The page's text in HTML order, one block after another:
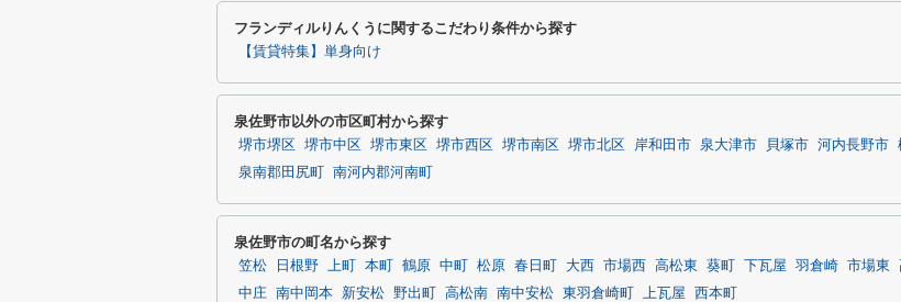
フランディルりんくうに関するこだわり条件から探す
【賃貸特集】単身向け
泉佐野市以外の市区町村から探す
堺市堺区 堺市中区 堺市東区 堺市西区 堺市南区 堺市北区 岸和田市 泉大津市 貝塚市 河内長野市
泉南郡田尻町
南河内郡河南町
泉佐野市の町名から探す
笠松 日根野 上町 本町 鶴原 中町 松原 春日町 大西 市場西 高松東 葵町 下瓦屋 羽倉崎 市場東
中庄 南中岡本 新安松 野出町 高松南 南中安松 東羽倉崎町 上瓦屋 西本町